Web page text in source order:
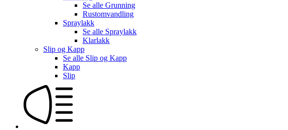
Se alle Grunning
Rustomvandling
Spraylakk
Se alle Spraylakk
Klarlakk
Slip og Kapp
Se alle Slip og Kapp
Kapp
Slip